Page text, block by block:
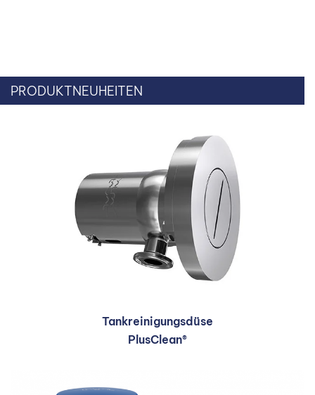
PRODUKTNEUHEITEN
Tankreinigungsdüse
PlusClean®